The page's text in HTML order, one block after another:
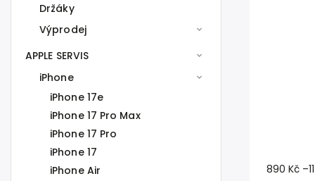
Držáky
Výprodej
APPLE SERVIS
iPhone
iPhone 17e
iPhone 17 Pro Max
iPhone 17 Pro
iPhone 17
iPhone Air
890 Kč